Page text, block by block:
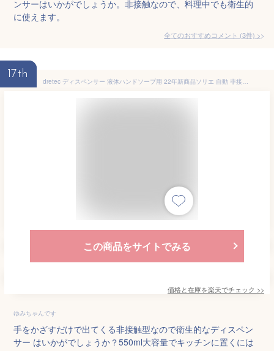
ンサーはいかがでしょうか。非接触なので、料理中でも衛生的
に使えます。
全てのおすすめコメント (3件) >
17th
dretec ディスペンサー 液体ハンドソープ用 22年新商品ソリエ 自動 非接触 おしゃれ 液体ハンドソープ 台所洗剤専用 オートディスペンサー 5段階調整 550ml 大容量 赤外線センサー ドリテック
この商品をサイトでみる
価格と在庫を楽天でチェック >>
ゆみちゃんです
手をかざすだけで出てくる非接触型なので衛生的なディスペン
サー はいかがでしょうか？550ml大容量でキッチンに置くには